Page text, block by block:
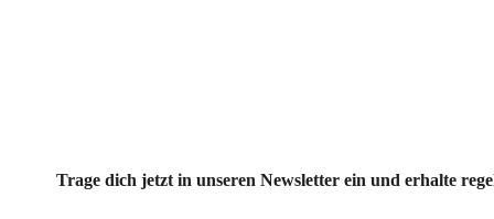
Trage dich jetzt in unseren Newsletter ein und erhalte